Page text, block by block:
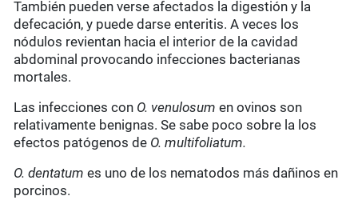
También pueden verse afectados la digestión y la
defecación, y puede darse enteritis. A veces los
nódulos revientan hacia el interior de la cavidad
abdominal provocando infecciones bacterianas
mortales.
Las infecciones con O. venulosum en ovinos son
relativamente benignas. Se sabe poco sobre la los
efectos patógenos de O. multifoliatum.
O. dentatumes uno de los nematodos más dañinos en
porcinos.